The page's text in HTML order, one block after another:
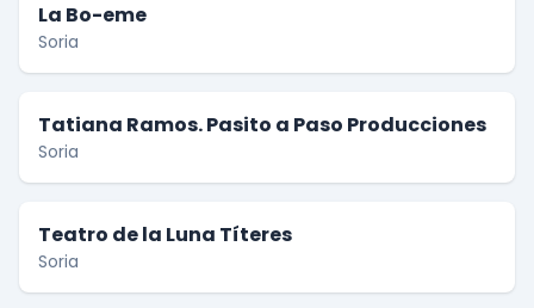
La Bo-eme
Soria
Tatiana Ramos. Pasito a Paso Producciones
Soria
Teatro de la Luna Títeres
Soria